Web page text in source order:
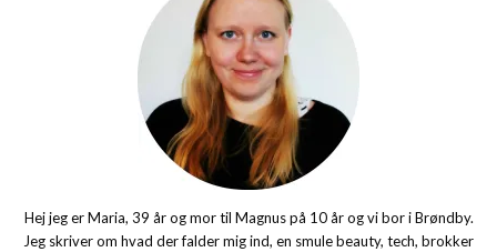
Hej jeg er Maria, 39 år og mor til Magnus på 10 år og vi bor i Brøndby.
Jeg skriver om hvad der falder mig ind, en smule beauty, tech, brokker